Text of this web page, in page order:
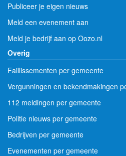
Publiceer je eigen nieuws
Meld een evenement aan
Meld je bedrijf aan op Oozo.nl
Overig
Faillissementen per gemeente
Vergunningen en bekendmakingen
112 meldingen per gemeente
Politie nieuws per gemeente
Bedrijven per gemeente
Evenementen per gemeente